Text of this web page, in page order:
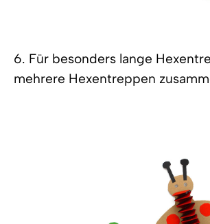
6. Für besonders lange
mehrere Hexentreppen